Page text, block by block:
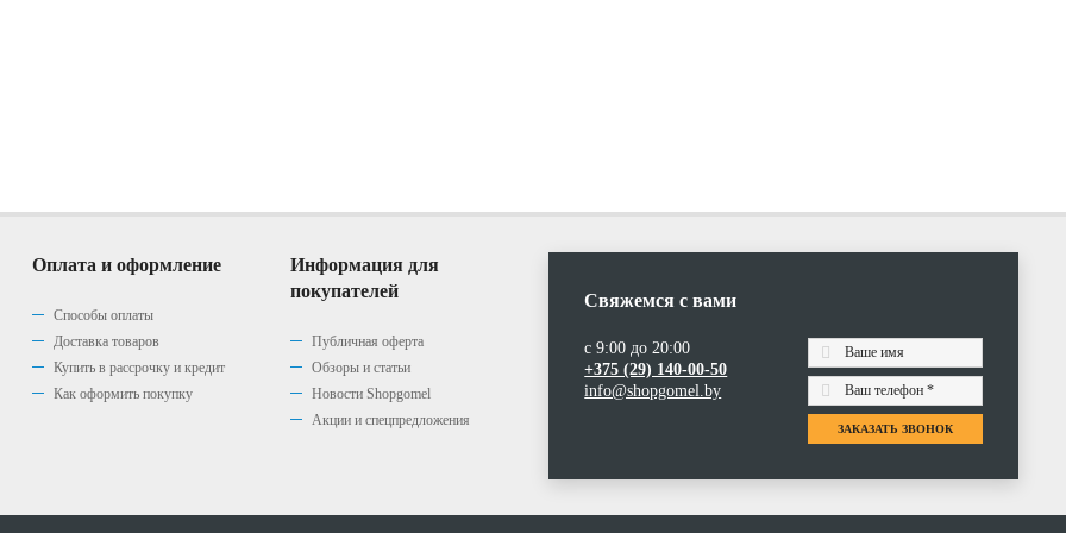
Оплата и оформление
Способы оплаты
Доставка товаров
Купить в рассрочку и кредит
Как оформить покупку
Информация для
покупателей
Публичная оферта
Обзоры и статьи
Новости Shopgomel
Акции и спецпредложения
Свяжемся с вами
с 9:00 до 20:00
+375 (29) 140-00-50
info@shopgomel.by
ЗАКАЗАТЬ ЗВОНОК